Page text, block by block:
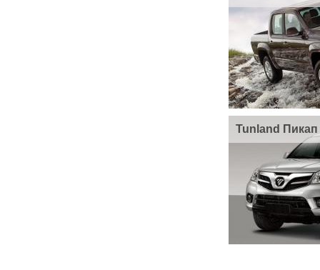
Tunland Пикап